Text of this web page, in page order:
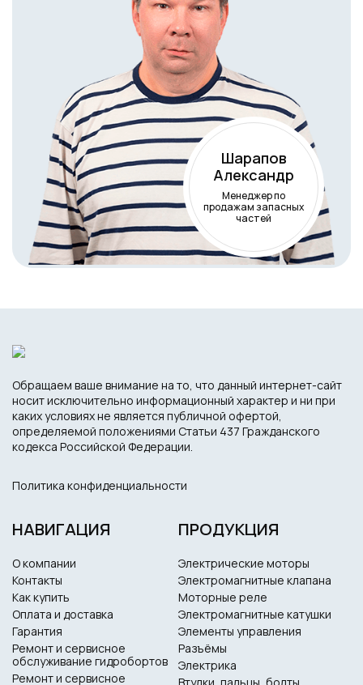
Шарапов
Александр
Менеджер по
продажам запасных
частей
Обращаем ваше внимание на то, что данный интернет-сайт
носит исключительно информационный характер и ни при
каких условиях не является публичной офертой,
определяемой положениями Статьи 437 Гражданского
кодекса Российской Федерации.
Политика конфиденциальности
НАВИГАЦИЯ
О компании
Контакты
Как купить
Оплата и доставка
Гарантия
Ремонт и сервисное
обслуживание гидробортов
Ремонт и сервисное
ПРОДУКЦИЯ
Электрические моторы
Электромагнитные клапана
Моторные реле
Электромагнитные катушки
Элементы управления
Разъёмы
Электрика
Втулки, пальцы, болты,